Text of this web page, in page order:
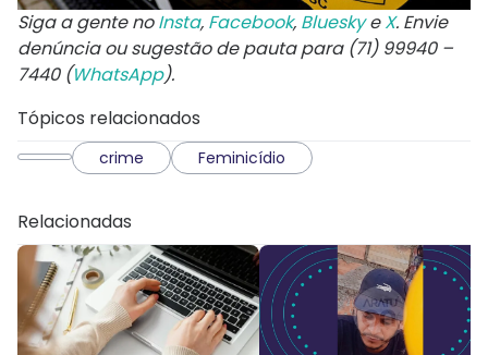
Siga a gente noInsta, Facebook, BlueskyeX. Envie
denúncia ou sugestão de pauta para (71) 99940 –
7440 (WhatsApp).
Tópicos relacionados
crime Feminicídio
Relacionadas